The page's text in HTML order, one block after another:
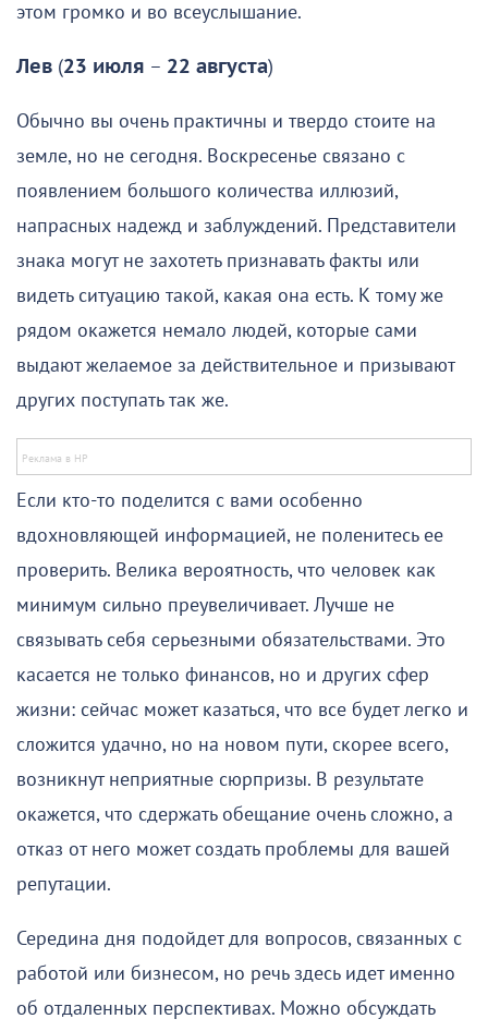
этом громко и во всеуслышание.
Лев (23 июля – 22 августа)
Обычно вы очень практичны и твердо стоите на
земле, но не сегодня. Воскресенье связано с
появлением большого количества иллюзий,
напрасных надежд и заблуждений. Представители
знака могут не захотеть признавать факты или
видеть ситуацию такой, какая она есть. К тому же
рядом окажется немало людей, которые сами
выдают желаемое за действительное и призывают
других поступать так же.
Если кто-то поделится с вами особенно
вдохновляющей информацией, не поленитесь ее
проверить. Велика вероятность, что человек как
минимум сильно преувеличивает. Лучше не
связывать себя серьезными обязательствами. Это
касается не только финансов, но и других сфер
жизни: сейчас может казаться, что все будет легко и
сложится удачно, но на новом пути, скорее всего,
возникнут неприятные сюрпризы. В результате
окажется, что сдержать обещание очень сложно, а
отказ от него может создать проблемы для вашей
репутации.
Середина дня подойдет для вопросов, связанных с
работой или бизнесом, но речь здесь идет именно
об отдаленных перспективах. Можно обсуждать